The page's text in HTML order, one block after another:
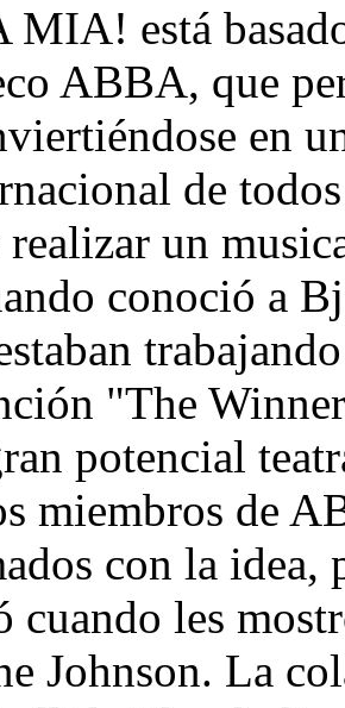
está
ABBA, que
en
de
un
conoció a
"The
potencial
miembros de
con la
cuando les
Johnson. La